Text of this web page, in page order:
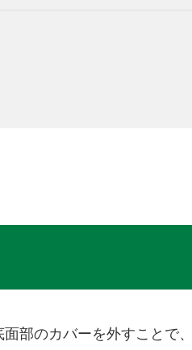
部のカバーを外すことで